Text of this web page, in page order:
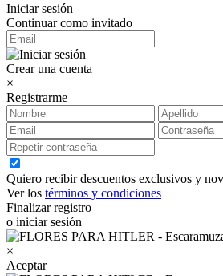
Iniciar sesión
Continuar como invitado
Crear una cuenta
×
Registrarme
Quiero recibir descuentos exclusivos y
Ver los términos y condiciones
Finalizar registro
o iniciar sesión
×
Aceptar